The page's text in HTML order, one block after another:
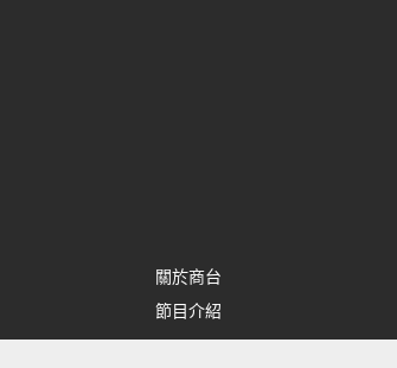
關於商台
節目介紹